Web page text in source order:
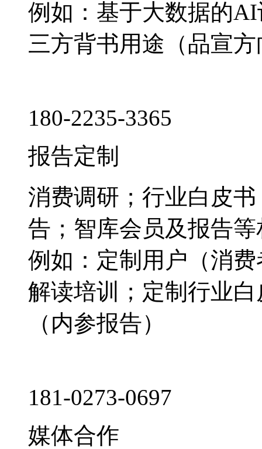
例如：基于大数据的
三方背书用途（品宣
180-2235-3365
报告定制
消费调研；行业白皮
告；智库会员及报告
例如：定制用户（消
解读培训；定制行业
（内参报告）
181-0273-0697
媒体合作